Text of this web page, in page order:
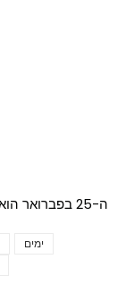
ה-25 בפברואר הוא גם
ימים